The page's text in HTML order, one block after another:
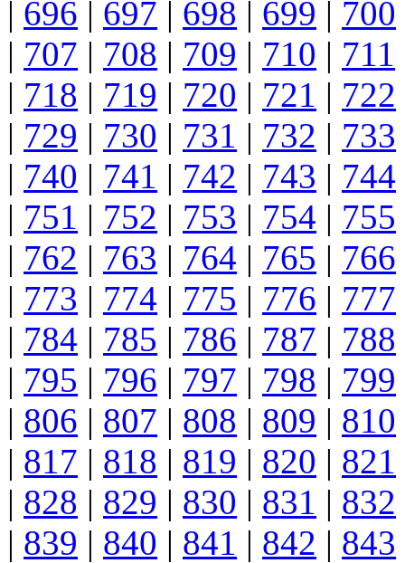
| 696 | 697 | 698 | 699 | 700
| 707 | 708 | 709 | 710 | 711
| 718 | 719 | 720 | 721 | 722
| 729 | 730 | 731 | 732 | 733
| 740 | 741 | 742 | 743 | 744
| 751 | 752 | 753 | 754 | 755
| 762 | 763 | 764 | 765 | 766
| 773 | 774 | 775 | 776 | 777
| 784 | 785 | 786 | 787 | 788
| 795 | 796 | 797 | 798 | 799
| 806 | 807 | 808 | 809 | 810
| 817 | 818 | 819 | 820 | 821
| 828 | 829 | 830 | 831 | 832
| 839 | 840 | 841 | 842 | 843